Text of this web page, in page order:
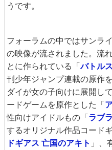
うです。
フォーラムの中ではサンラ
の映像が流されました。流
とに作られている「バトル
刊少年ジャンプ連載の原作
ダイが女の子向けに展開し
ードゲームを原作とした「
性向けアイドルもの「ラブ
するオリジナル作品コード
ドギアス 亡国のアキト 」、